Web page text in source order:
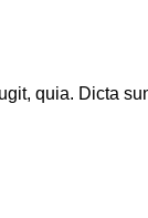
quia. Dicta